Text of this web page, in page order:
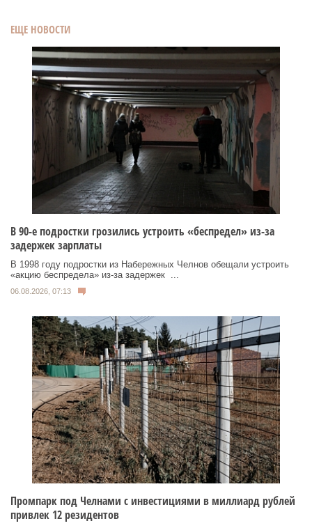
ЕЩЕ НОВОСТИ
В 90-е подростки грозились устроить «беспредел» из-за
задержек зарплаты
В 1998 году подростки из Набережных Челнов обещали устроить
«акцию беспредела» из‑за задержек ...
06.08.2026, 07:13
Промпарк под Челнами с инвестициями в миллиард рублей
привлек 12 резидентов